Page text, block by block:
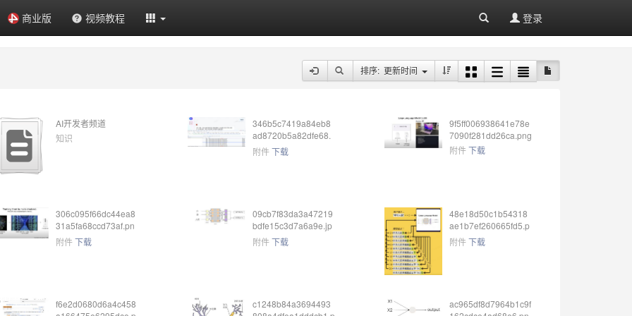
商业版 视频教程 登录
排序: 更新时间
AI开发者频道
知识
346b5c7419a84eb8
ad8720b5a82dfe68.
png
附件下载
9f5ff006938641e78e
7090f281dd26ca.png
附件下载
306c095f66dc44ea8
31a5fa68ccd73af.pn
g
附件下载
09cb7f83da3a47219
bdfe15c3d7a6a9e.jp
g
附件下载
48e18d50c1b54318
ae1b7ef260665fd5.p
ng
附件下载
f6e2d0680d6a4c458
c1248b84a3694493
ac965df8d7964b1c9f